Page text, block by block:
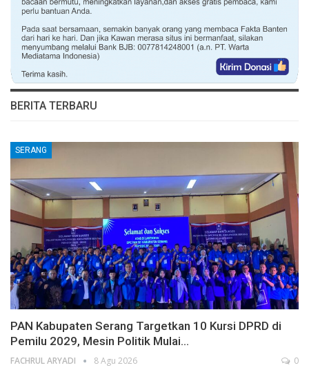
BERITA TERBARU
SERANG
PAN Kabupaten Serang Targetkan 10 Kursi DPRD di
Pemilu 2029, Mesin Politik Mulai…
FACHRUL ARYADI 8 Agu 2026 0